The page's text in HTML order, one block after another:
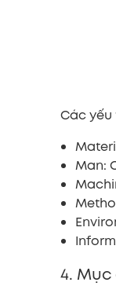
Các yếu
Man:
4.